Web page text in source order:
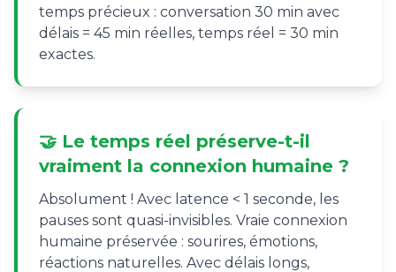
temps précieux : conversation 30 min avec
délais = 45 min réelles, temps réel = 30 min
exactes.
🤝 Le temps réel préserve-t-il
vraiment la connexion humaine ?
Absolument ! Avec latence < 1 seconde, les
pauses sont quasi-invisibles. Vraie connexion
humaine préservée : sourires, émotions,
réactions naturelles. Avec délais longs,